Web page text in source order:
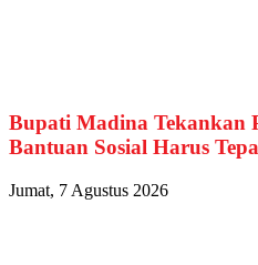
Bupati Madina Tekankan
Bantuan Sosial Harus
Jumat, 7 Agustus 2026